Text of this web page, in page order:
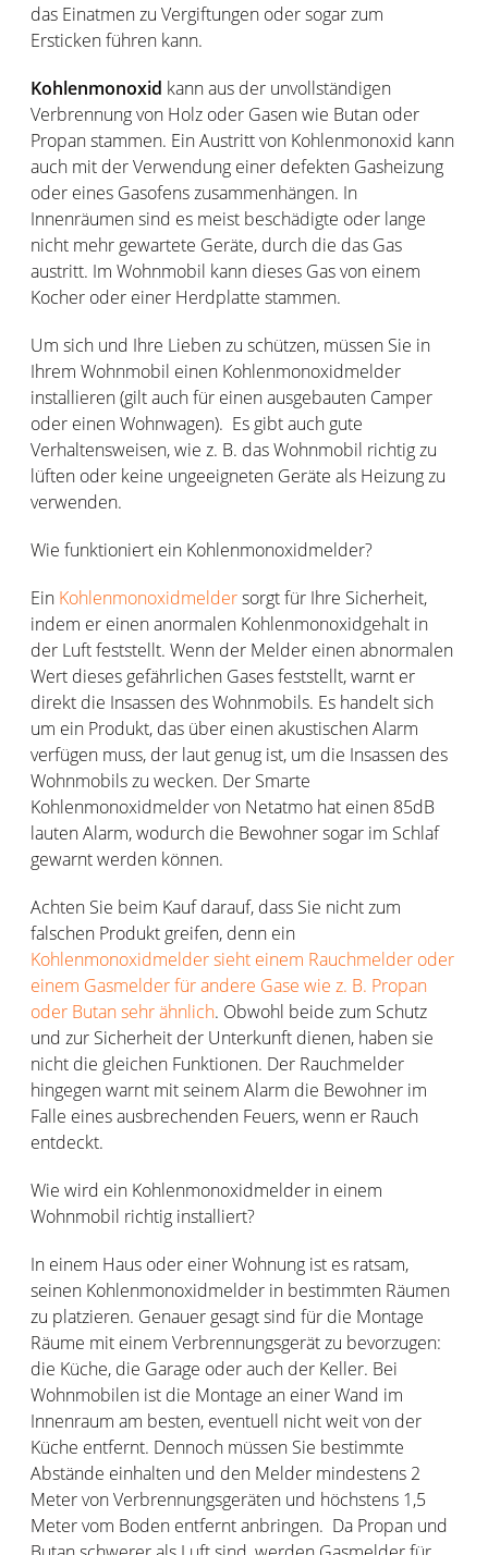
das Einatmen zu Vergiftungen oder sogar zum
Ersticken führen kann.
Kohlenmonoxid kann aus der unvollständigen
Verbrennung von Holz oder Gasen wie Butan oder
Propan stammen. Ein Austritt von Kohlenmonoxid kann
auch mit der Verwendung einer defekten Gasheizung
oder eines Gasofens zusammenhängen. In
Innenräumen sind es meist beschädigte oder lange
nicht mehr gewartete Geräte, durch die das Gas
austritt. Im Wohnmobil kann dieses Gas von einem
Kocher oder einer Herdplatte stammen.
Um sich und Ihre Lieben zu schützen, müssen Sie in
Ihrem Wohnmobil einen Kohlenmonoxidmelder
installieren (gilt auch für einen ausgebauten Camper
oder einen Wohnwagen). Es gibt auch gute
Verhaltensweisen, wie z. B. das Wohnmobil richtig zu
lüften oder keine ungeeigneten Geräte als Heizung zu
verwenden.
Wie funktioniert ein Kohlenmonoxidmelder?
Ein Kohlenmonoxidmeldersorgt für Ihre Sicherheit,
indem er einen anormalen Kohlenmonoxidgehalt in
der Luft feststellt. Wenn der Melder einen abnormalen
Wert dieses gefährlichen Gases feststellt, warnt er
direkt die Insassen des Wohnmobils. Es handelt sich
um ein Produkt, das über einen akustischen Alarm
verfügen muss, der laut genug ist, um die Insassen des
Wohnmobils zu wecken. Der Smarte
Kohlenmonoxidmelder von Netatmo hat einen 85dB
lauten Alarm, wodurch die Bewohner sogar im Schlaf
gewarnt werden können.
Achten Sie beim Kauf darauf, dass Sie nicht zum
falschen Produkt greifen, denn ein
Kohlenmonoxidmelder sieht einem Rauchmelder oder
einem Gasmelder für andere Gase wie z. B. Propan
oder Butan sehr ähnlich. Obwohl beide zum Schutz
und zur Sicherheit der Unterkunft dienen, haben sie
nicht die gleichen Funktionen. Der Rauchmelder
hingegen warnt mit seinem Alarm die Bewohner im
Falle eines ausbrechenden Feuers, wenn er Rauch
entdeckt.
Wie wird ein Kohlenmonoxidmelder in einem
Wohnmobil richtig installiert?
In einem Haus oder einer Wohnung ist es ratsam,
seinen Kohlenmonoxidmelder in bestimmten Räumen
zu platzieren. Genauer gesagt sind für die Montage
Räume mit einem Verbrennungsgerät zu bevorzugen:
die Küche, die Garage oder auch der Keller. Bei
Wohnmobilen ist die Montage an einer Wand im
Innenraum am besten, eventuell nicht weit von der
Küche entfernt. Dennoch müssen Sie bestimmte
Abstände einhalten und den Melder mindestens 2
Meter von Verbrennungsgeräten und höchstens 1,5
Meter vom Boden entfernt anbringen. Da Propan und